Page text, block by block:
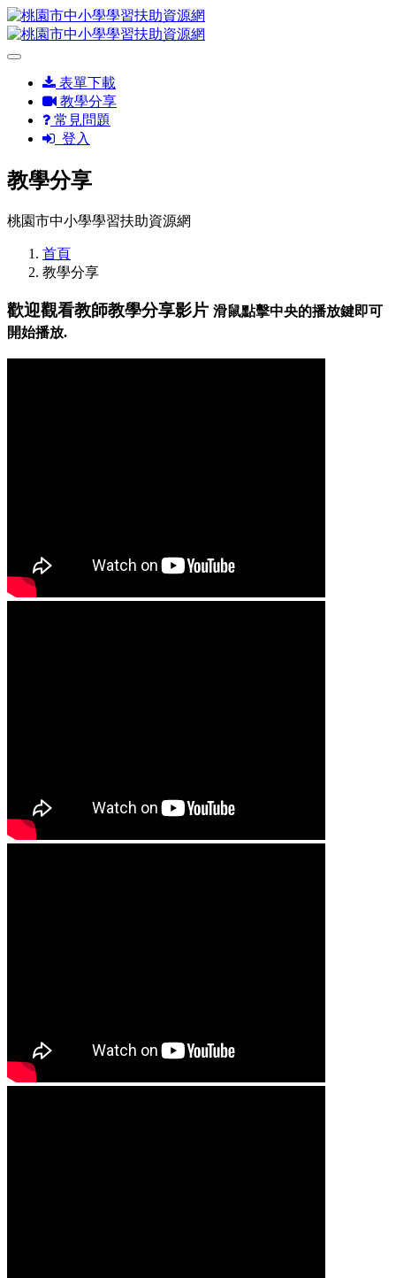
表單下載
教學分享
常見問題
登入
教學分享
桃園市中小學學習扶助資源網
首頁
教學分享
歡迎觀看教師教學分享影片 滑鼠點擊中央的播放鍵即可
開始播放.